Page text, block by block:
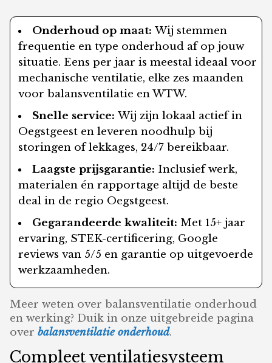
Onderhoud op maat:Wij stemmen
frequentie en type onderhoud af op jouw
situatie. Eens per jaar is meestal ideaal voor
mechanische ventilatie, elke zes maanden
voor balansventilatie en WTW.
Snelle service:Wij zijn lokaal actief in
Oegstgeest en leveren noodhulp bij
storingen of lekkages, 24/7 bereikbaar.
Laagste prijsgarantie: Inclusief werk,
materialen én rapportage altijd de beste
deal in de regio Oegstgeest.
Gegarandeerde kwaliteit: Met 15+ jaar
ervaring, STEK-certificering, Google
reviews van 5/5 en garantie op uitgevoerde
werkzaamheden.
Meer weten over balansventilatie onderhoud
en werking? Duik in onze uitgebreide pagina
overbalansventilatie onderhoud.
Compleet ventilatiesysteem